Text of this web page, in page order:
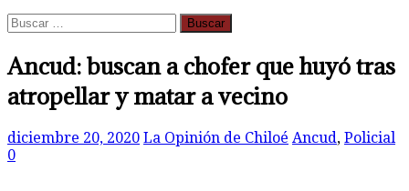
Buscar:
Ancud: buscan a chofer que huyó tras
atropellar y matar a vecino
diciembre 20, 2020 La Opinión de Chiloé Ancud, Policial
0